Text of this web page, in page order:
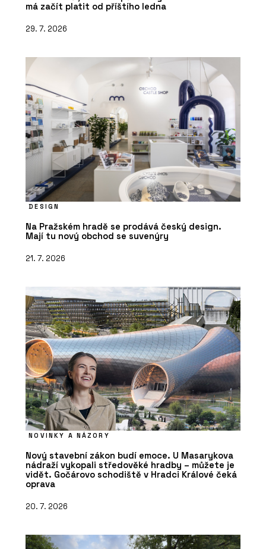
má začít platit od příštího ledna
29. 7. 2026
DESIGN
Na Pražském hradě se prodává český design.
Mají tu nový obchod se suvenýry
21. 7. 2026
NOVINKY A NÁZORY
Nový stavební zákon budí emoce. U Masarykova
nádraží vykopali středověké hradby – můžete je
vidět. Gočárovo schodiště v Hradci Králové čeká
oprava
20. 7. 2026